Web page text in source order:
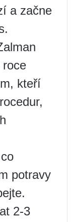
a začne
roce
kteří
potravy
2-3